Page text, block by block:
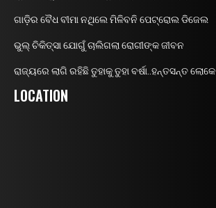
ଗାଡ଼ିର ବୈଧ ବୀମା ନଥିଲେ ମିଳିବନି ପେଟ୍ରୋଲ ଡିଜେଲ
ଭୁଲ୍ ଚିକିତ୍ସା ଯୋଗୁଁ ଚାଲିଗଲା ରୋଗୀଙ୍କ ଜୀବନ
ରାଜ୍ୟରେ ଲାଗି ରହିଛି ତୁହାକୁ ତୁହା ବର୍ଷା..ହନ୍ତସନ୍ତ ଲୋକେ
LOCATION